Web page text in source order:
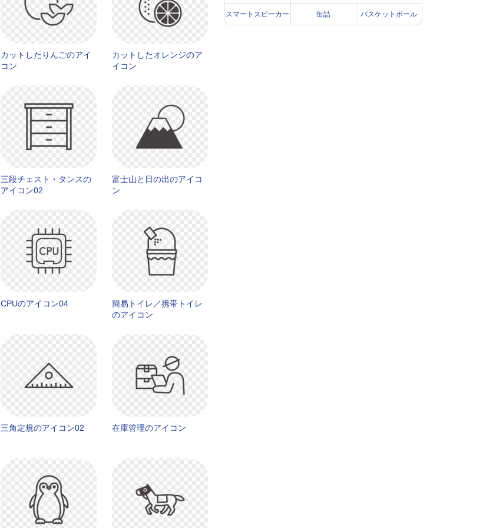
カットしたりんごのアイ
コン
カットしたオレンジのア
イコン
三段チェスト・タンスの
アイコン02
富士山と日の出のアイコ
ン
CPUのアイコン04
簡易トイレ／携帯トイレ
のアイコン
三角定規のアイコン02 在庫管理のアイコン
スマートスピーカー 缶詰 バスケットボール